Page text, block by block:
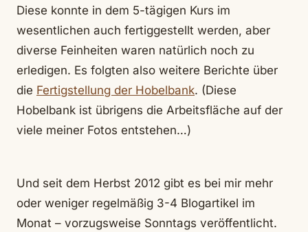
Diese konnte in dem 5-tägigen Kurs im
wesentlichen auch fertiggestellt werden, aber
diverse Feinheiten waren natürlich noch zu
erledigen. Es folgten also weitere Berichte über
die Fertigstellung der Hobelbank. (Diese
Hobelbank ist übrigens die Arbeitsfläche auf der
viele meiner Fotos entstehen…)
Und seit dem Herbst 2012 gibt es bei mir mehr
oder weniger regelmäßig 3-4 Blogartikel im
Monat – vorzugsweise Sonntags veröffentlicht.